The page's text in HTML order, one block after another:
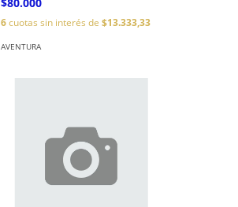
6cuotas sin interés de$13.333,33
AVENTURA